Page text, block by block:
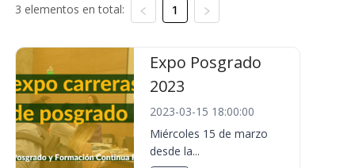
3 elementos en total: 1
Expo Posgrado
2023
2023-03-15 18:00:00
Miércoles 15 de marzo
desde la...